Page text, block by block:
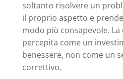
soltanto risolvere un
il proprio aspetto e
modo più consapevole.
percepita come un
benessere, non come un
correttivo.